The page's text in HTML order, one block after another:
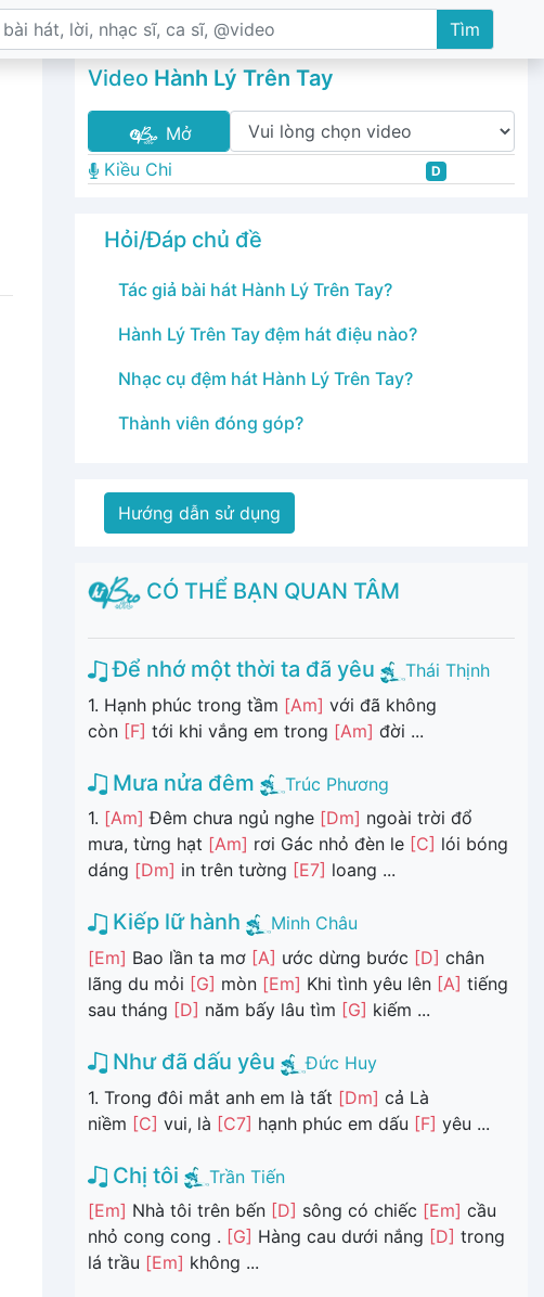
Tìm
Video Hành Lý Trên Tay
Mở
Kiều Chi
D
Hỏi/Đáp chủ đề
Tác giả bài hát Hành Lý Trên Tay?
Hành Lý Trên Tay đệm hát điệu nào?
Nhạc cụ đệm hát Hành Lý Trên Tay?
Thành viên đóng góp?
Hướng dẫn sử dụng
CÓ THỂ BẠN QUAN TÂM
Để nhớ một thời ta đã yêu
Thái Thịnh
1. Hạnh phúc trong tầm [Am] với đã không
còn [F] tới khi vắng em trong [Am] đời ...
Mưa nửa đêm
Trúc Phương
1. [Am] Đêm chưa ngủ nghe [Dm] ngoài trời đổ
mưa, từng hạt [Am] rơi Gác nhỏ đèn le [C] lói bóng
dáng [Dm] in trên tường [E7] loang ...
Kiếp lữ hành
Minh Châu
[Em] Bao lần ta mơ [A] ước dừng bước [D] chân
lãng du mỏi [G] mòn [Em] Khi tình yêu lên [A] tiếng
sau tháng [D] năm bấy lâu tìm [G] kiếm ...
Như đã dấu yêu
Đức Huy
1. Trong đôi mắt anh em là tất [Dm] cả Là
niềm [C] vui, là [C7] hạnh phúc em dấu [F] yêu ...
Chị tôi
Trần Tiến
[Em] Nhà tôi trên bến [D] sông có chiếc [Em] cầu
nhỏ cong cong . [G] Hàng cau dưới nắng [D] trong
lá trầu [Em] không ...